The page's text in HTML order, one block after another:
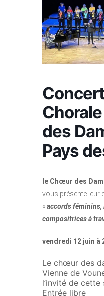
des
Pays
le Chœur des
vous présente leur
«accords féminins,
compositrices à
vendredi 12 juin à
Le chœur des
Vienne de
l’invité de cette
Entrée libre